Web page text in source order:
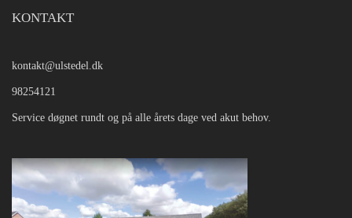
KONTAKT
kontakt@ulstedel.dk
98254121
Service døgnet rundt og på alle årets dage ved akut behov.